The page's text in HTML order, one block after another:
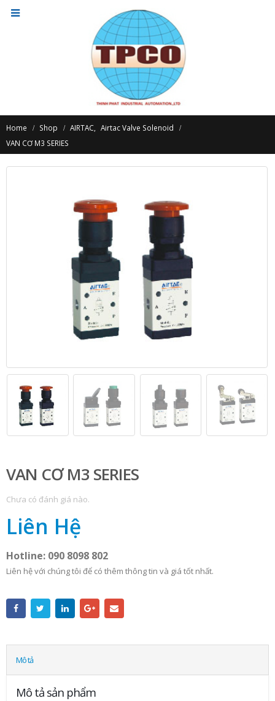
Home Shop AIRTAC
Airtac Valve Solenoid
VAN CƠ M3 SERIES
VAN CƠ M3 SERIES
Chưa có đánh giá nào.
Liên Hệ
Hotline: 090 8098 802
Liên hệ với chúng tôi để có thêm thông tin và giá tốt nhất.
Mô tả
Mô tả sản phẩm